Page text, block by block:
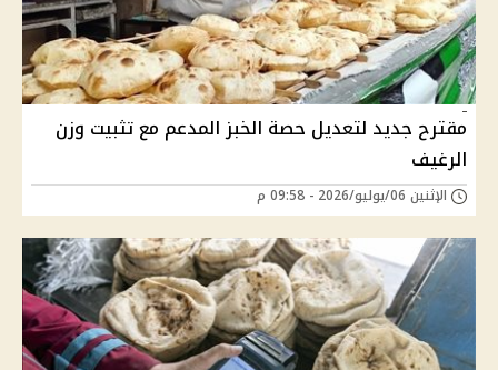
مقترح جديد لتعديل حصة الخبز المدعم مع تثبيت وزن
الرغيف
الإثنين 06/يوليو/2026 - 09:58 م